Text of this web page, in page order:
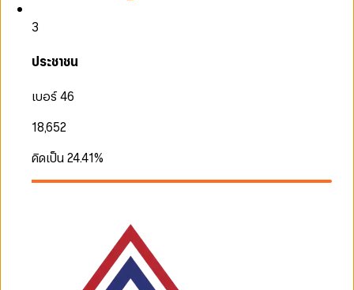
3
ประชาชน
เบอร์ 46
18,652
คิดเป็น24.41%